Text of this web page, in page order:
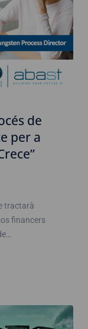
de
per a
tractarà
financers